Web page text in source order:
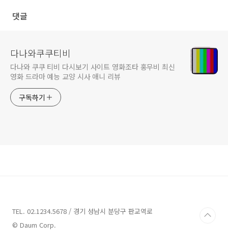
댓글
다나와쿠쿠티비
다나와 쿠쿠 티비 다시보기 사이트 영화조타 홍무비 최신
영화 드라마 예능 교양 시사 애니 리뷰
구독하기
TEL. 02.1234.5678 / 경기 성남시 분당구 판교역로
© Daum Corp.